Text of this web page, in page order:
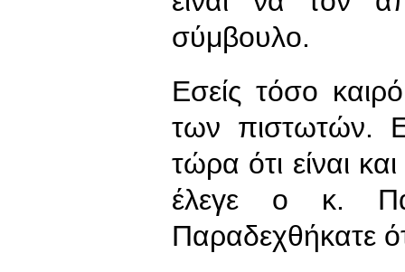
σύμβουλο.
Εσείς τόσο
των πιστωτών.
τώρα ότι είναι
έλεγε ο κ.
Παραδεχθήκατε